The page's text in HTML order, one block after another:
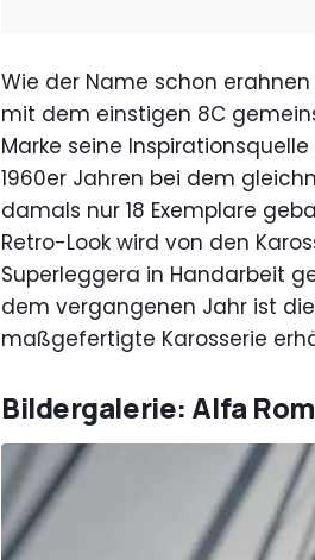
Wie der Name schon
mit dem einstigen 8C
Marke seine
1960er Jahren bei dem
damals nur 18 Exemplare
Retro-Look wird von den
Superleggera in Handarbeit
dem vergangenen Jahr ist
maßgefertigte Karosserie
Bildergalerie: Alfa